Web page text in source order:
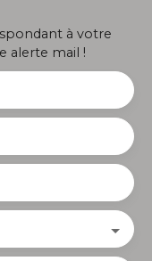
à votre
alerte mail !